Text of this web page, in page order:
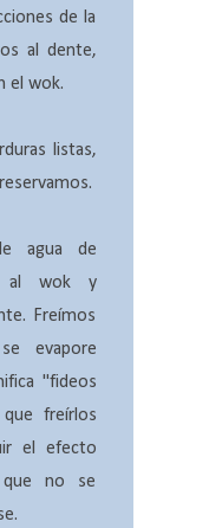
de la
al dente,
el wok.
listas,
agua de
al wok y
Freímos
evapore
"fideos
freírlos
el efecto
que no se